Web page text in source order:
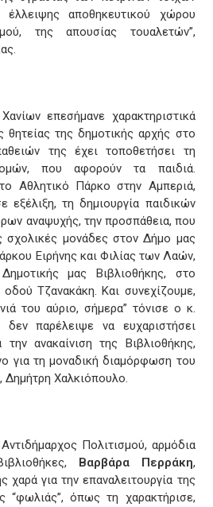
έλλειψης αποθηκευτικού χώρου
της απουσίας τουαλετών”,
επεσήμανε χαρακτηριστικά
θητείας της δημοτικής αρχής στο
της έχει τοποθετήσει τη
που αφορούν τα παιδιά.
Αθλητικό Πάρκο στην Αμπεριά,
εξέλιξη, τη δημιουργία παιδικών
αναψυχής, την προσπάθεια, που
σχολικές μονάδες στον Δήμο μας
Ειρήνης και Φιλίας των Λαών,
μας Βιβλιοθήκης, στο
οδού Τζανακάκη. Και συνεχίζουμε,
του αύριο, σήμερα” τόνισε ο κ.
παρέλειψε να ευχαριστήσει
ανακαίνιση της Βιβλιοθήκης,
για τη μοναδική διαμόρφωση του
Χαλκιόπουλο.
Πολιτισμού, αρμόδια
Βαρβάρα Περράκη,
χαρά για την επαναλειτουργία της
“φωλιάς”, όπως τη χαρακτήρισε,